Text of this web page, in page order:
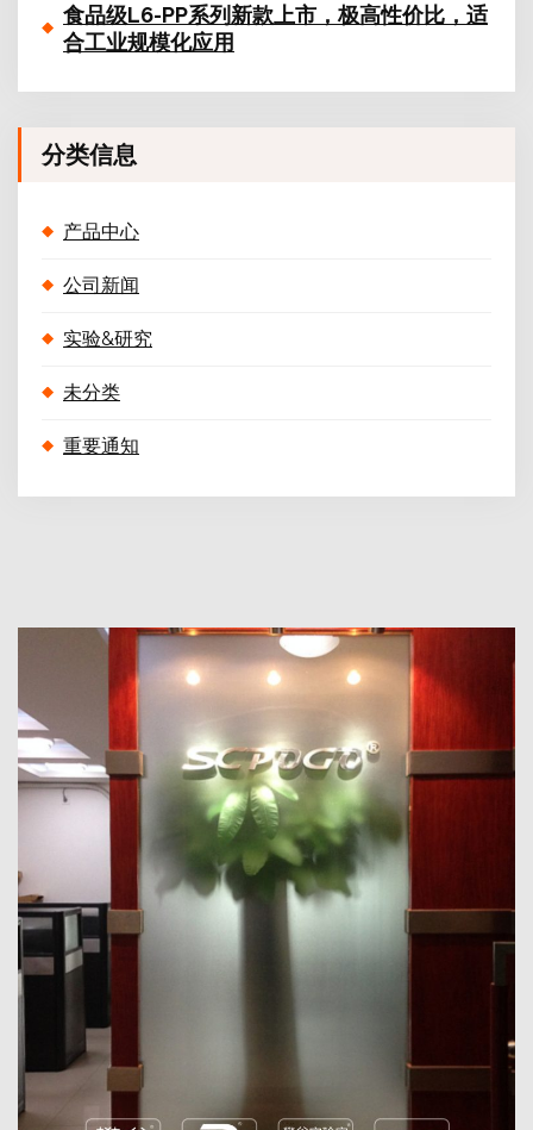
食品级L6-PP系列新款上市，极高性价比，适
合工业规模化应用
分类信息
产品中心
公司新闻
实验&研究
未分类
重要通知